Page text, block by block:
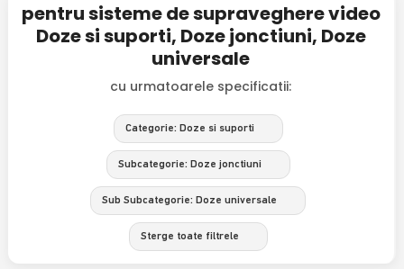
pentru sisteme de supraveghere video
Doze si suporti, Doze jonctiuni, Doze
universale
cu urmatoarele specificatii:
Categorie: Doze si suporti
Subcategorie: Doze jonctiuni
Sub Subcategorie: Doze universale
Sterge toate filtrele